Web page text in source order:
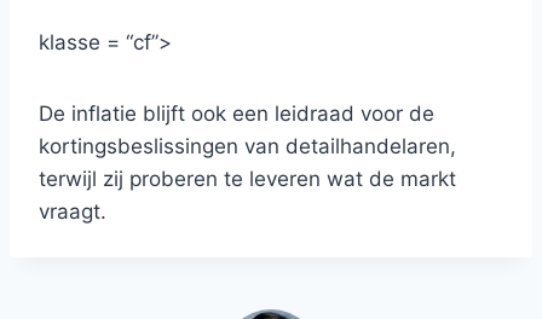
klasse = “cf”>
De inflatie blijft ook een leidraad voor de
kortingsbeslissingen van detailhandelaren,
terwijl zij proberen te leveren wat de markt
vraagt.